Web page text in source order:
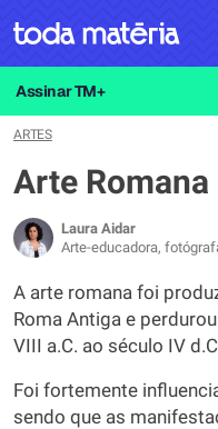
Assinar TM+
ARTES
Arte Romana
Laura Aidar
Arte-educadora,
A arte romana foi
Roma Antiga e
VIII a.C. ao século IV
Foi fortemente
sendo que as